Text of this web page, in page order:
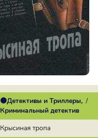
🟠Детективы и Триллеры /
Криминальный детектив
Крысиная тропа